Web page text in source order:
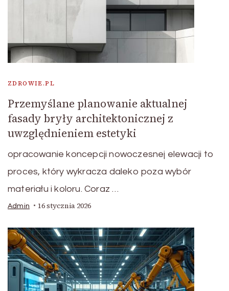
ZDROWIE.PL
Przemyślane planowanie aktualnej
fasady bryły architektonicznej z
uwzględnieniem estetyki
opracowanie koncepcji nowoczesnej elewacji to
proces, który wykracza daleko poza wybór
materiału i koloru. Coraz …
Admin 16 stycznia 2026